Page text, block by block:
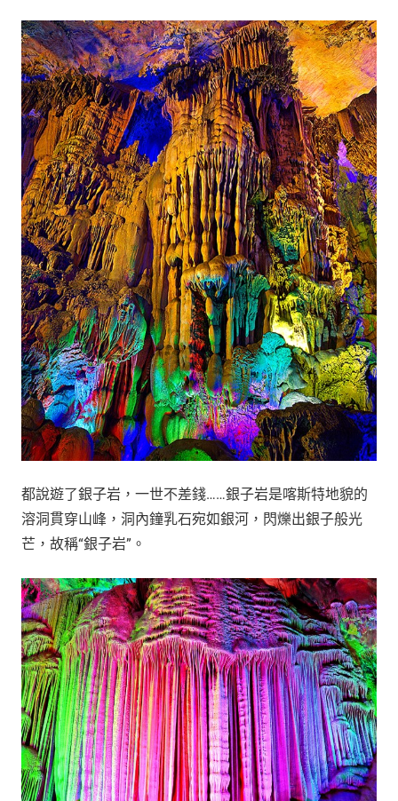
都說遊了銀子岩，一世不差錢……銀子岩是喀斯特地貌的
溶洞貫穿山峰，洞內鐘乳石宛如銀河，閃爍出銀子般光
芒，故稱“銀子岩”。